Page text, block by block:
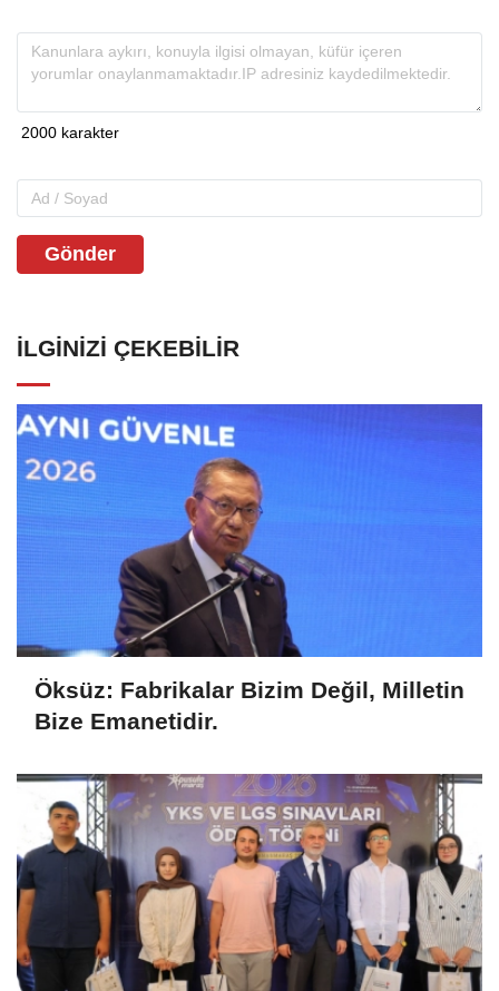
Gönder
İLGINIZI ÇEKEBILIR
Öksüz: Fabrikalar Bizim Değil, Milletin
Bize Emanetidir.